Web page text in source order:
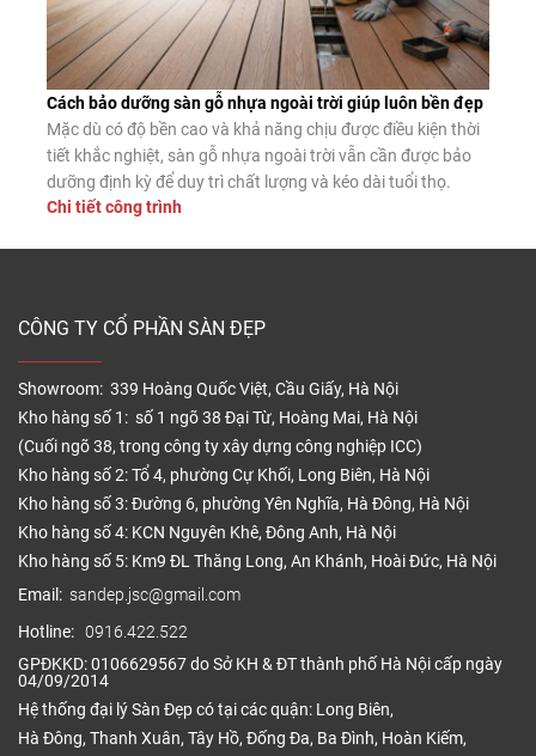
Cách bảo dưỡng sàn gỗ nhựa ngoài trời giúp luôn bền đẹp
Mặc dù có độ bền cao và khả năng chịu được điều kiện thời
tiết khắc nghiệt, sàn gỗ nhựa ngoài trời vẫn cần được bảo
dưỡng định kỳ để duy trì chất lượng và kéo dài tuổi thọ.
Trong bài viết này, hãy cùng tìm hiểu cách bảo dưỡng sàn
Chi tiết công trình
CÔNG TY CỔ PHẦN SÀN ĐẸP
Showroom: 339 Hoàng Quốc Việt, Cầu Giấy, Hà Nội
Kho hàng số 1: số 1 ngõ 38 Đại Từ, Hoàng Mai, Hà Nội
(Cuối ngõ 38, trong công ty xây dựng công nghiệp ICC)
Kho hàng số 2: Tổ 4, phường Cự Khối, Long Biên, Hà Nội
Kho hàng số 3: Đường 6, phường Yên Nghĩa, Hà Đông, Hà Nội
Kho hàng số 4: KCN Nguyên Khê, Đông Anh, Hà Nội
Kho hàng số 5: Km9 ĐL Thăng Long, An Khánh, Hoài Đức, Hà Nội
Email: sandep.jsc@gmail.com
Hotline: 0916.422.522
GPĐKKD: 0106629567 do Sở KH & ĐT thành phố Hà Nội cấp ngày
04/09/2014
Hệ thống đại lý Sàn Đẹp có tại các quận: Long Biên,
Hà Đông, Thanh Xuân, Tây Hồ, Đống Đa, Ba Đình, Hoàn Kiếm,